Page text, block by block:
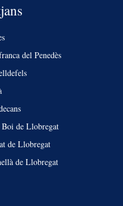
del Penedès
de Llobregat
de Llobregat
de Llobregat